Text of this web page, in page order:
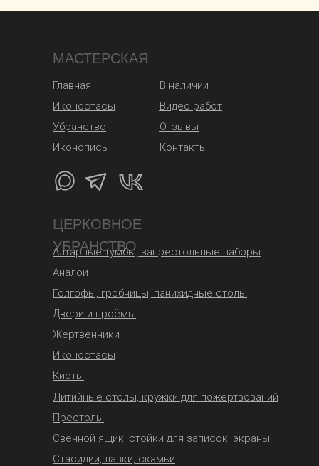
МАСТЕРСКАЯ
Главная
Иконостасы
Убранство
Видео работ
Отзывы
Контакты
ЦЕРКОВНОЕ
УБРАНСТВО
Алтарные тумбы, запрестольные наборы
Иконопись
В наличии
Аналои
Голгофы, гробницы, панихидные столы
Двери и проёмы
Жертвенники
Иконостасы
Киоты
Литийные столы, кружки для пожертвований
Престолы
Свечной ящик, стойки для записок, экраны
Стасидии, лавки, скамьи